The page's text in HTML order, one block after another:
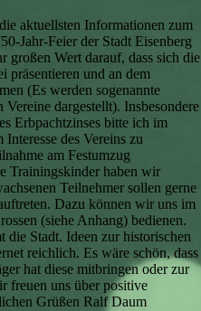
aktuellsten Informationen zum
Jahr-Feier der Stadt Eisenberg
großen Wert darauf, dass sich die
präsentieren und an dem
(Es werden sogenannte
dargestellt). Insbesondere
Erbpachtzinses bitte ich im
des Vereins zu
am Festumzug
Trainingskinder haben wir
Teilnehmer sollen gerne
Dazu können wir uns im
(siehe Anhang) bedienen.
Stadt. Ideen zur historischen
reichlich. Es wäre schön, dass
hat diese mitbringen oder zur
freuen uns über positive
Grüßen Ralf Daum